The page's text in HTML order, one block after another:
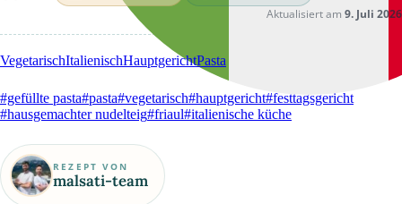
Aktualisiert am 9. Juli 2026
VegetarischItalienischHauptgerichtPasta
#gefüllte pasta#pasta#vegetarisch#hauptgericht#festtagsgericht
#hausgemachter nudelteig#friaul#italienische küche
REZEPT VON
malsati-team